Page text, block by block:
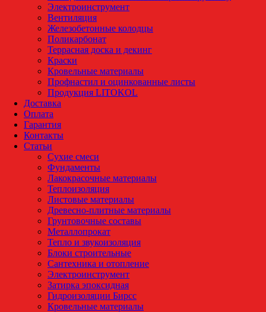
Электроинструмент
Вентиляция
Железобетонные колодцы
Поликарбонат
Террасная доска и декинг
Краски
Кровельные материалы
Профнастил и оцинкованные листы
Продукция LITOKOL
Доставка
Оплата
Гарантия
Контакты
Статьи
Сухие смеси
Фундаменты
Лакокрасочные материалы
Теплоизоляция
Листовые материалы
Древесно-плитные материалы
Грунтовочные составы
Металлопрокат
Тепло и звукоизоляция
Блоки строительные
Сантехника и отопление
Электроинструмент
Затирка эпоксидная
Гидроизоляции Бирсс
Кровельные материалы